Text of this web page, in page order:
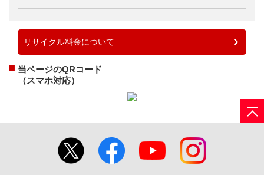
リサイクル料金について
当ページのQRコード
（スマホ対応）